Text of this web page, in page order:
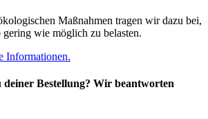
Maßnahmen tragen wir dazu bei,
wie möglich zu belasten.
Informationen.
deiner Bestellung? Wir beantworten